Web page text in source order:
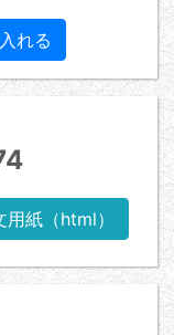
用紙（html）